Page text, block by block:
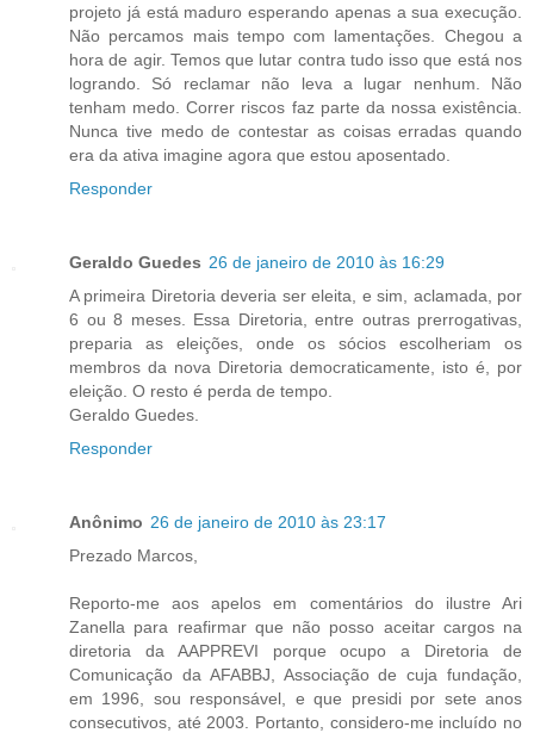
projeto já está maduro esperando apenas a sua execução.
Não percamos mais tempo com lamentações. Chegou a
hora de agir. Temos que lutar contra tudo isso que está nos
logrando. Só reclamar não leva a lugar nenhum. Não
tenham medo. Correr riscos faz parte da nossa existência.
Nunca tive medo de contestar as coisas erradas quando
era da ativa imagine agora que estou aposentado.
Responder
Geraldo Guedes 26 de janeiro de 2010 às 16:29
A primeira Diretoria deveria ser eleita, e sim, aclamada, por
6 ou 8 meses. Essa Diretoria, entre outras prerrogativas,
preparia as eleições, onde os sócios escolheriam os
membros da nova Diretoria democraticamente, isto é, por
eleição. O resto é perda de tempo.
Geraldo Guedes.
Responder
Anônimo 26 de janeiro de 2010 às 23:17
Prezado Marcos,
Reporto-me aos apelos em comentários do ilustre Ari
Zanella para reafirmar que não posso aceitar cargos na
diretoria da AAPPREVI porque ocupo a Diretoria de
Comunicação da AFABBJ, Associação de cuja fundação,
em 1996, sou responsável, e que presidi por sete anos
consecutivos, até 2003. Portanto, considero-me incluído no